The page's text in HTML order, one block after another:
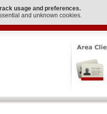
usage and preferences.
and unknown cookies.